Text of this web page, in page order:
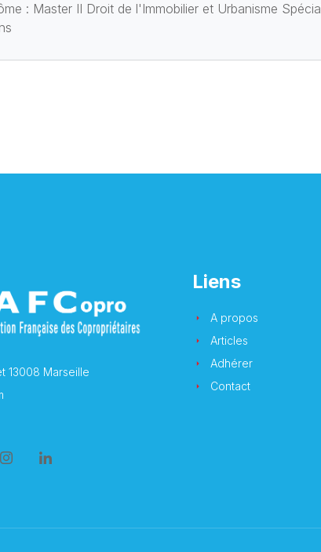
: Master II Droit de l'Immobilier et Urbanisme
13008 Marseille
Liens
A propos
Articles
Adhérer
Contact